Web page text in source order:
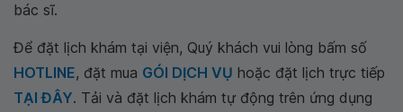
bác sĩ.
Để đặt lịch khám tại viện, Quý khách vui lòng bấm số
HOTLINE, đặt mua GÓI DỊCH VỤ hoặc đặt lịch trực tiếp
TẠI ĐÂY. Tải và đặt lịch khám tự động trên ứng dụng